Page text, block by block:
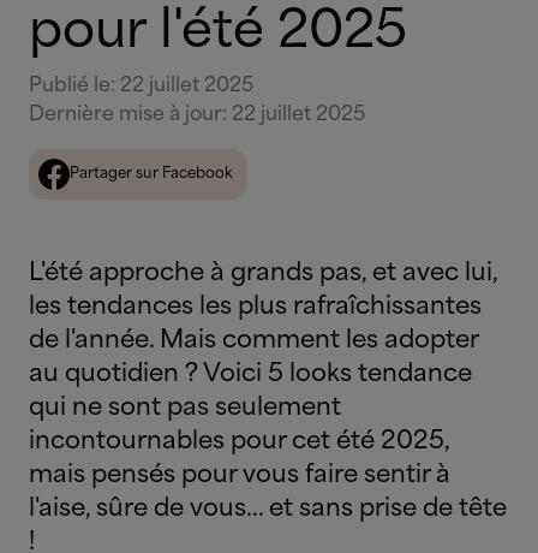
pour l'été 2025
Publié le: 22 juillet 2025
Dernière mise à jour: 22 juillet 2025
Partager sur Facebook
L'été approche à grands pas, et avec lui,
les tendances les plus rafraîchissantes
de l'année. Mais comment les adopter
au quotidien ? Voici 5 looks tendance
qui ne sont pas seulement
incontournables pour cet été 2025,
mais pensés pour vous faire sentir à
l'aise, sûre de vous... et sans prise de tête
!